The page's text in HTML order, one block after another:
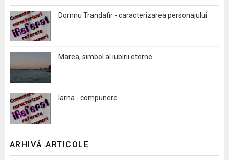
Domnu Trandafir - caracterizarea personajului
Marea, simbol al iubirii eterne
Iarna - compunere
ARHIVĂ ARTICOLE